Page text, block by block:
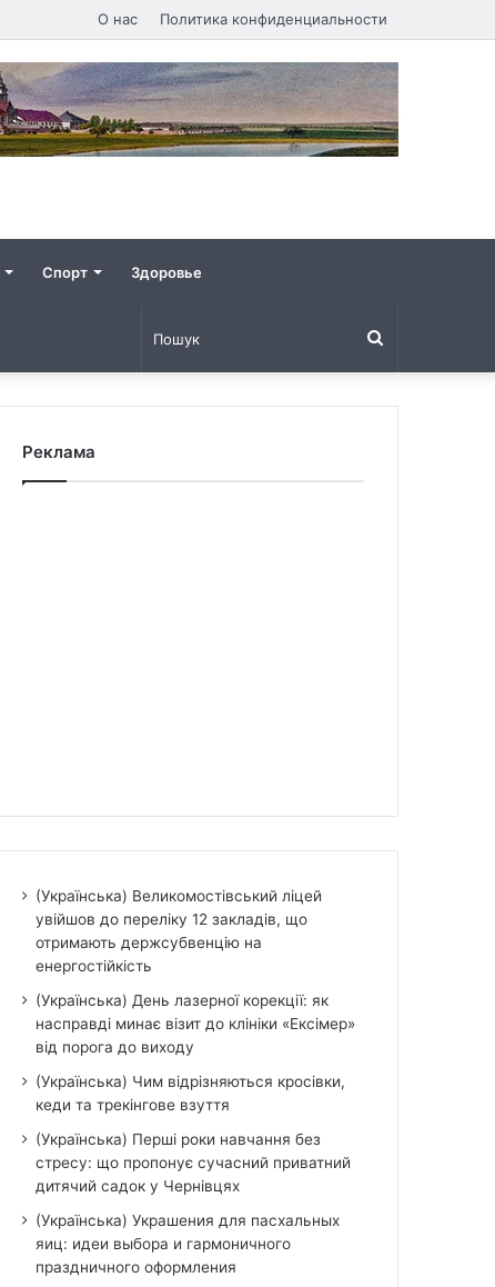
О нас Политика конфиденциальности
Спорт Здоровье
Реклама
(Українська) Великомостівський ліцей
увійшов до переліку 12 закладів, що
отримають держсубвенцію на
енергостійкість
(Українська) День лазерної корекції: як
насправді минає візит до клініки «Ексімер»
від порога до виходу
(Українська) Чим відрізняються кросівки,
кеди та трекінгове взуття
(Українська) Перші роки навчання без
стресу: що пропонує сучасний приватний
дитячий садок у Чернівцях
(Українська) Украшения для пасхальных
яиц: идеи выбора и гармоничного
праздничного оформления